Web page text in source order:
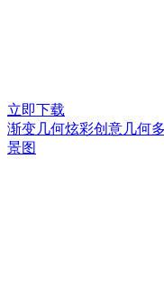
立即下载
渐变几何炫彩创意几何
景图